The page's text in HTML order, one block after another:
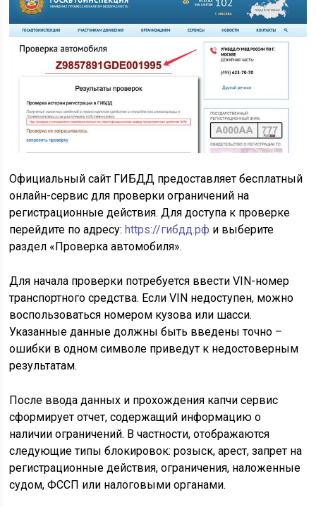
Официальный сайт ГИБДД предоставляет бесплатный
онлайн-сервис для проверки ограничений на
регистрационные действия. Для доступа к проверке
перейдите по адресу:https://гибдд.рф и выберите
раздел «Проверка автомобиля».
Для начала проверки потребуется ввести VIN-номер
транспортного средства. Если VIN недоступен, можно
воспользоваться номером кузова или шасси.
Указанные данные должны быть введены точно –
ошибки в одном символе приведут к недостоверным
результатам.
После ввода данных и прохождения капчи сервис
сформирует отчет, содержащий информацию о
наличии ограничений. В частности, отображаются
следующие типы блокировок: розыск, арест, запрет на
регистрационные действия, ограничения, наложенные
судом, ФССП или налоговыми органами.